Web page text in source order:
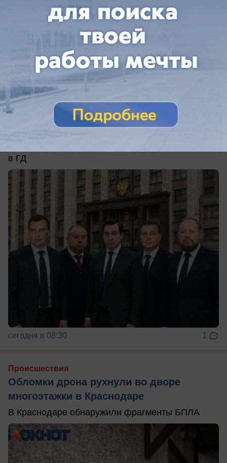
сегодня в 09:28
Политика
Жилые «квадраты» и портфели ценных
бумаг: чем владеют кубанские
кандидаты в депутаты Госдумы от «СР»
в ГД
сегодня в 08:30 1
Происшествия
Обломки дрона рухнули во дворе
многоэтажки в Краснодаре
В Краснодаре обнаружили фрагменты БПЛА